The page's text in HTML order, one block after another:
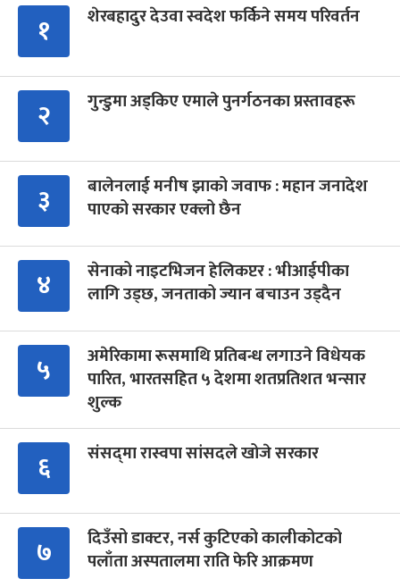
१ शेरबहादुर देउवा स्वदेश फर्किने समय परिवर्तन
२ गुन्डुमा अड्किए एमाले पुनर्गठनका प्रस्तावहरू
३
बालेनलाई मनीष झाको जवाफ : महान जनादेश
पाएको सरकार एक्लो छैन
४
सेनाको नाइटभिजन हेलिकप्टर : भीआईपीका
लागि उड्छ, जनताको ज्यान बचाउन उड्दैन
५
अमेरिकामा रूसमाथि प्रतिबन्ध लगाउने विधेयक
पारित, भारतसहित ५ देशमा शतप्रतिशत भन्सार
शुल्क
६ संसद्‍मा रास्वपा सांसदले खोजे सरकार
७
दिउँसो डाक्टर, नर्स कुटिएको कालीकोटको
पलाँता अस्पतालमा राति फेरि आक्रमण